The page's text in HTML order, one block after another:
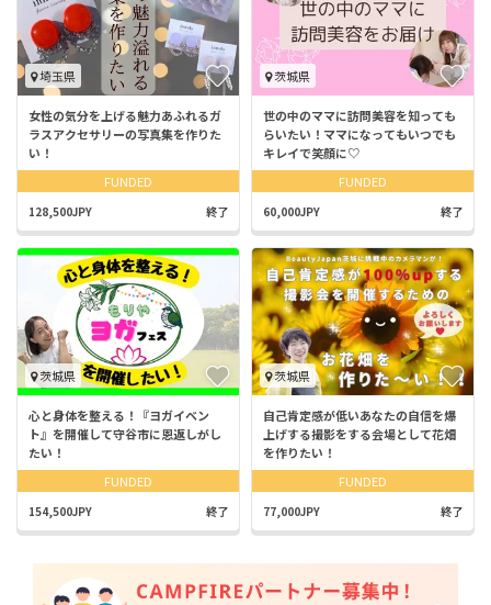
埼玉県
女性の気分を上げる魅力あふれるガ
ラスアクセサリーの写真集を作りた
い！
FUNDED
128,500JPY 終了
茨城県
世の中のママに訪問美容を知っても
らいたい！ママになってもいつでも
キレイで笑顔に♡
FUNDED
60,000JPY 終了
茨城県
心と身体を整える！『ヨガイベン
ト』を開催して守谷市に恩返しがし
たい！
FUNDED
154,500JPY 終了
茨城県
自己肯定感が低いあなたの自信を爆
上げする撮影をする会場として花畑
を作りたい！
FUNDED
77,000JPY 終了